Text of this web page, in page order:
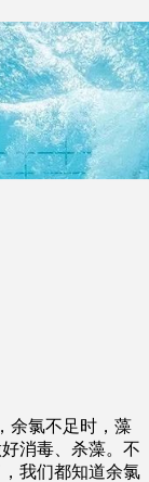
氯不足时，藻
消毒、杀藻。不
我们都知道余氯